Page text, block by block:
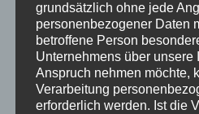
Haus Partale
Info
Oberstdorf
Stellenangebot
grundsätzlich ohne jede
personenbezogener Daten
betroffene Person
Unternehmens über unsere
Anspruch nehmen möchte,
Verarbeitung
erforderlich werden. Ist die